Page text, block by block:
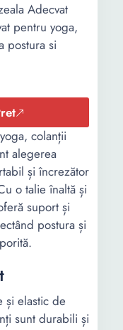
Adecvat
pentru yoga,
postura si
colanții
alegerea
și încrezător
o talie înaltă și
suport și
postura și
și elastic de
sunt durabili și